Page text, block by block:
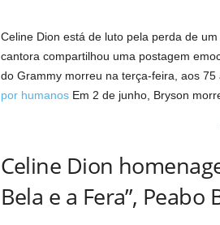
Celine Dion está de luto pela perda de
cantora compartilhou uma postagem
do Grammy morreu na terça-feira, aos
por humanosEm 2 de junho, Bryson
Celine Dion
Bela e a Fera”, Peabo